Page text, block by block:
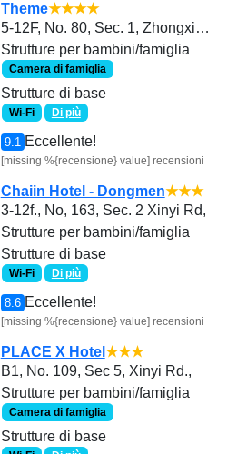
Theme★★★★
5-12F, No. 80, Sec. 1, Zhongxiao W. Rd., Zhongzheng Dist.
Strutture per bambini/famiglia
Camera di famiglia
Strutture di base
Wi-Fi Di più
9.1 Eccellente!
[missing %{recensione} value] recensioni
Chaiin Hotel - Dongmen★★★
3-12f., No, 163, Sec. 2 Xinyi Rd,
Strutture per bambini/famiglia
Strutture di base
Wi-Fi Di più
8.6 Eccellente!
[missing %{recensione} value] recensioni
PLACE X Hotel ★★★
B1, No. 109, Sec 5, Xinyi Rd.,
Strutture per bambini/famiglia
Camera di famiglia
Strutture di base